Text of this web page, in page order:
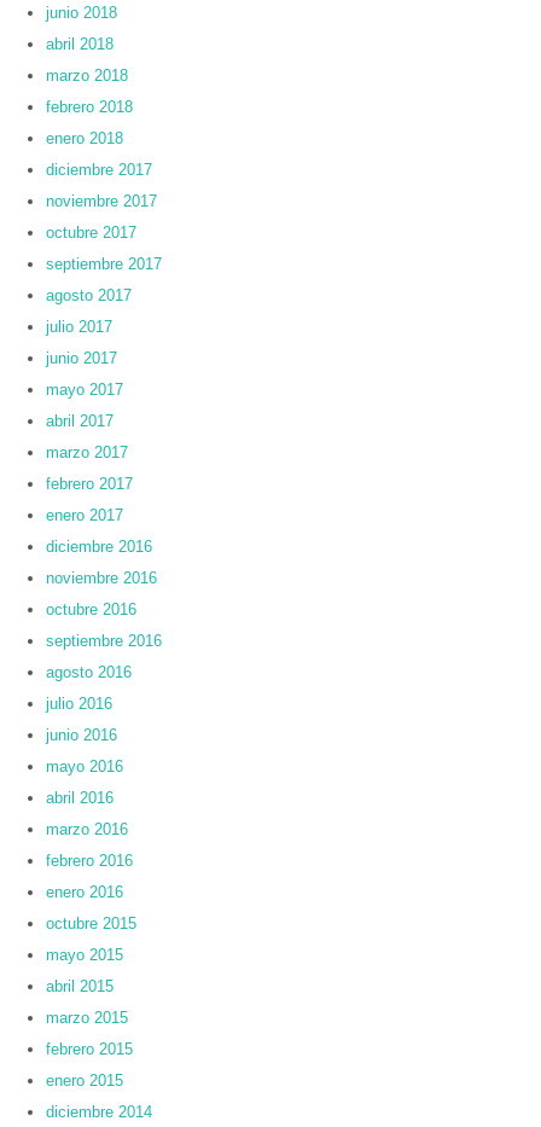
junio 2018
abril 2018
marzo 2018
febrero 2018
enero 2018
diciembre 2017
noviembre 2017
octubre 2017
septiembre 2017
agosto 2017
julio 2017
junio 2017
mayo 2017
abril 2017
marzo 2017
febrero 2017
enero 2017
diciembre 2016
noviembre 2016
octubre 2016
septiembre 2016
agosto 2016
julio 2016
junio 2016
mayo 2016
abril 2016
marzo 2016
febrero 2016
enero 2016
octubre 2015
mayo 2015
abril 2015
marzo 2015
febrero 2015
enero 2015
diciembre 2014